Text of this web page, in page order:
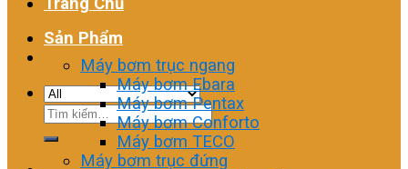
Tìm
Sản Phẩm
Máy bơm trục ngang
Máy bơm Ebara
Máy bơm Pentax
Máy bơm Conforto
Máy bơm TECO
Máy bơm trục đứng